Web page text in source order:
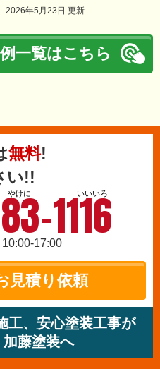
2026年5月23日 更新
一覧はこちら
無料!
い!!
やけに いいいろ
1116
10:00-17:00
見積り依頼
工、安心塗装工事が
藤塗装へ